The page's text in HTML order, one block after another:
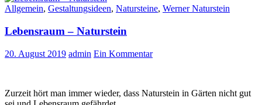
Allgemein, Gestaltungsideen, Natursteine, Werner Naturstein
Lebensraum – Naturstein
20. August 2019 admin Ein Kommentar
Zurzeit hört man immer wieder, dass Naturstein in Gärten nicht gut